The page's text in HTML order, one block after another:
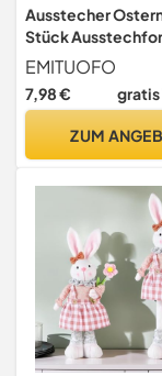
Ausstecher Ostern
Stück
Oster Plätzchen
Keksausstecher
Karotte Küken
EMITUOFO
7,98 € gratis
ZUM